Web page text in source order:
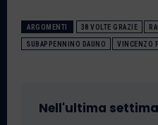
ARGOMENTI 38 VOLTE GRAZIE
SUBAPPENNINO DAUNO VINCENZO
Nell'ultima